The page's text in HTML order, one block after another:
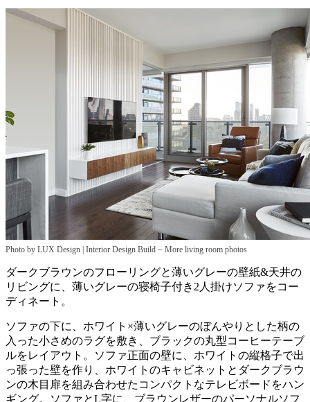
Photo by LUX Design | Interior Design Build – More living room photos
ダークブラウンのフローリングと薄いグレーの壁紙&天井の
リビングに、薄いグレーの寝椅子付き2人掛けソファをコー
ディネート。
ソファの下に、ホワイト×薄いグレーのぼんやりとした柄の
入った小さめのラグを敷き、ブラックの丸型コーヒーテーブ
ルをレイアウト。ソファ正面の壁に、ホワイトの縦格子で出
っ張った壁を作り、ホワイトのキャビネットとダークブラウ
ンの木目扉を組み合わせたコンパクトなテレビボードをハン
ギング。ソファとL字に、ブラウンレザーのパーソナルソフ